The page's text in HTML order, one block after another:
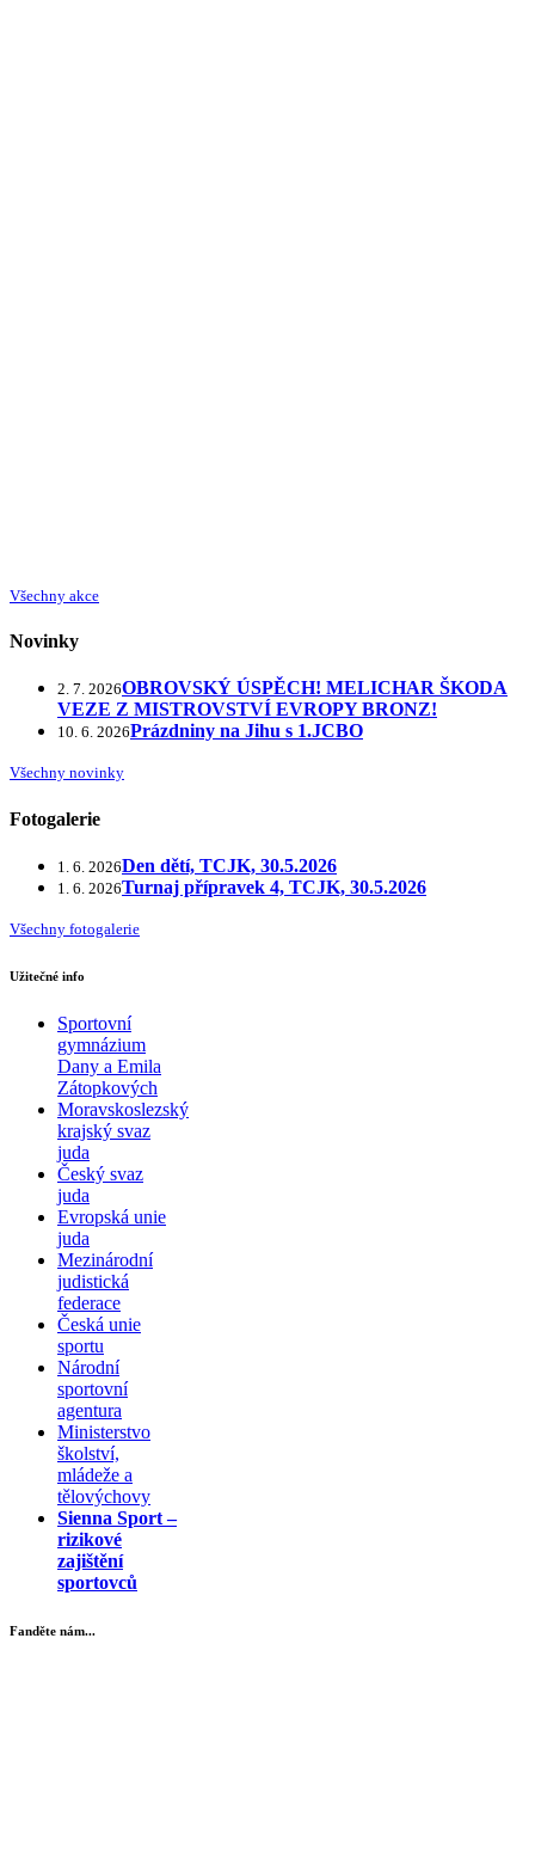
Všechny akce
Novinky
2. 7. 2026OBROVSKÝ ÚSPĚCH! MELICHAR ŠKODA
VEZE Z MISTROVSTVÍ EVROPY BRONZ!
10. 6. 2026Prázdniny na Jihu s 1.JCBO
Všechny novinky
Fotogalerie
1. 6. 2026Den dětí, TCJK, 30.5.2026
1. 6. 2026Turnaj přípravek 4, TCJK, 30.5.2026
Všechny fotogalerie
Užitečné info
Sportovní
gymnázium
Dany a Emila
Zátopkových
Moravskoslezský
krajský svaz
juda
Český svaz
juda
Evropská unie
juda
Mezinárodní
judistická
federace
Česká unie
sportu
Národní
sportovní
agentura
Ministerstvo
školství,
mládeže a
tělovýchovy
Sienna Sport –
rizikové
zajištění
sportovců
Fanděte nám...